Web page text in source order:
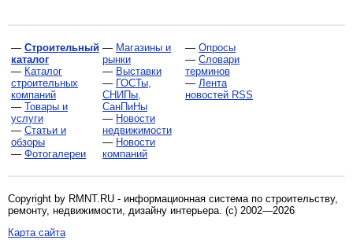
— Строительный
каталог
— Каталог
строительных
компаний
— Товары и
услуги
— Статьи и
обзоры
— Фотогалереи
— Магазины и
рынки
— Выставки
— ГОСТы,
СНИПы,
СанПиНы
— Новости
недвижимости
— Новости
компаний
— Опросы
— Словари
терминов
— Лента
новостей RSS
Copyright by RMNT.RU - информационная система по строительству,
ремонту, недвижимости, дизайну интерьера. (c) 2002—2026
Карта сайта